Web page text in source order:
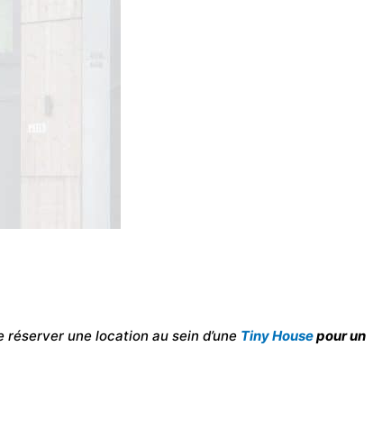
une location au sein d’une TinyHousepour un